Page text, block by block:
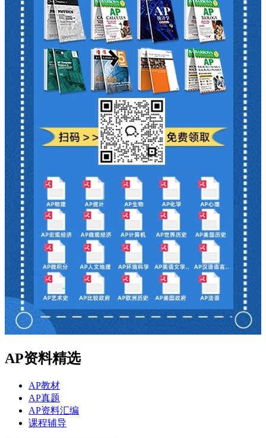
AP资料精选
AP教材
AP真题
AP资料汇编
课程辅导